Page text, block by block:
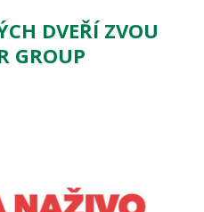
DVEŘÍ ZVOU
GROUP